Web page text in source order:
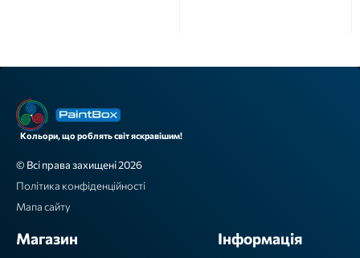
Кольори, що роблять світ яскравішим!
© Всі права захищені 2026
Політика конфіденційності
Мапа сайту
Магазин Інформація